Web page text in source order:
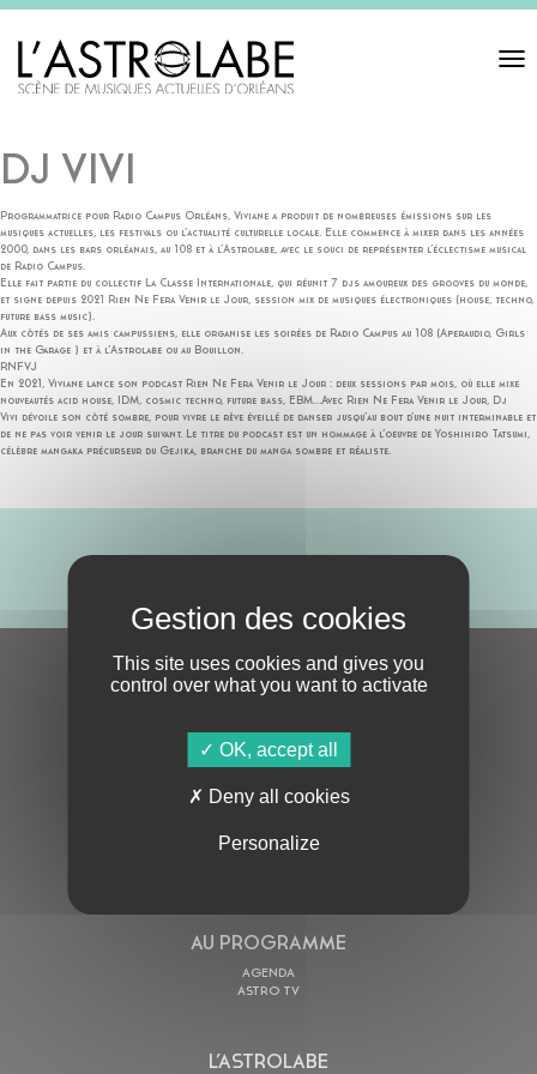
Toggle
DJ VIVI
Programmatrice pour Radio Campus Orléans, Viviane a produit de nombreuses émissions sur les
musiques actuelles, les festivals ou l’actualité culturelle locale. Elle commence à mixer dans les années
2000, dans les bars orléanais, au 108 et à l’Astrolabe, avec le souci de représenter l’éclectisme musical
de Radio Campus.
Elle fait partie du collectif La Classe Internationale, qui réunit 7 djs amoureux des grooves du monde,
et signe depuis 2021 Rien Ne Fera Venir le Jour, session mix de musiques électroniques (house, techno,
future bass music).
Aux côtés de ses amis campussiens, elle organise les soirées de Radio Campus au 108 (Aperaudio, Girls
in the Garage ) et à l’Astrolabe ou au Bouillon.
RNFVJ
En 2021, Viviane lance son podcast Rien Ne Fera Venir le Jour : deux sessions par mois, où elle mixe
nouveautés acid house, IDM, cosmic techno, future bass, EBM…Avec Rien Ne Fera Venir le Jour, Dj
Vivi dévoile son côté sombre, pour vivre le rêve éveillé de danser jusqu’au bout d’une nuit interminable et
de ne pas voir venir le jour suivant. Le titre du podcast est un hommage à l’oeuvre de Yoshihiro Tatsumi,
célèbre mangaka précurseur du Gejika, branche du manga sombre et réaliste.
S'ABONNER À LA NEWSLETTER
AU PROGRAMME
AGENDA
ASTRO TV
L’ASTROLABE
This site uses cookies and gives you
control over what you want to activate
OK, accept all
Deny all cookies
Personalize